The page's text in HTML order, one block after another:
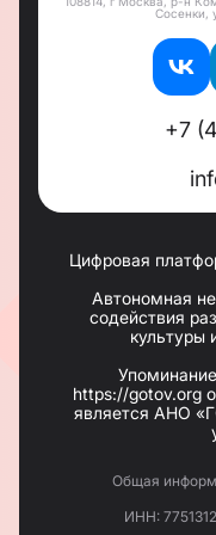
и образования.
Раввин Арье
психологической
практикующий
протяжение уже
Постройте свой
Сосенки,
+7
Цифровая
Автономная
содействия
культуры
https://gotov.org
является АНО
Общая
ИНН: